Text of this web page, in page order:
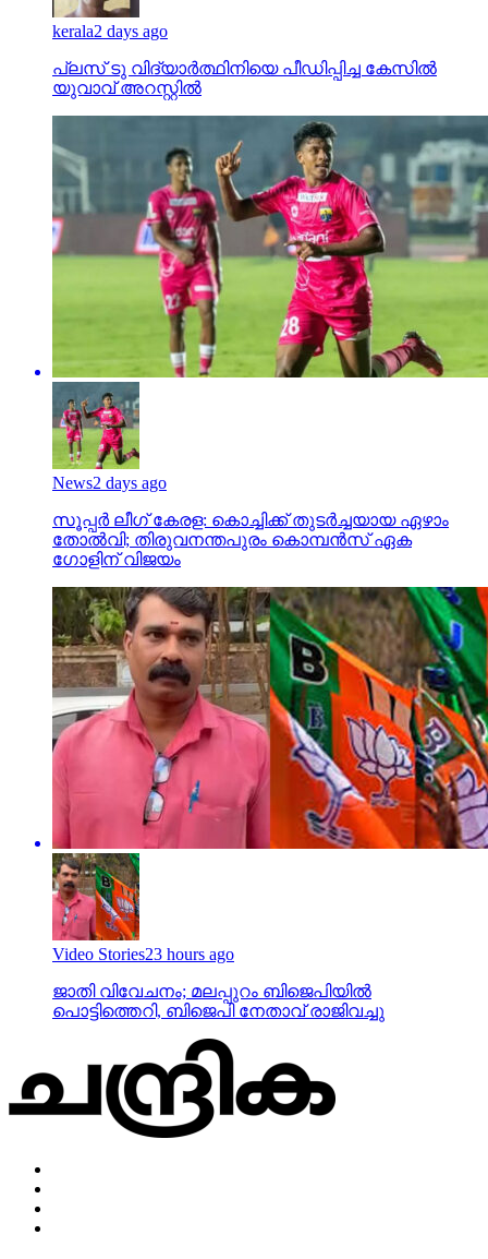
kerala2 days ago
പ്ലസ് ടു വിദ്യാര്‍ത്ഥിനിയെ പീഡിപ്പിച്ച കേസില്‍
യുവാവ് അറസ്റ്റില്‍
News2 days ago
സൂപ്പര്‍ ലീഗ് കേരള: കൊച്ചിക്ക് തുടര്‍ച്ചയായ ഏഴാം
തോല്‍വി; തിരുവനന്തപുരം കൊമ്പന്‍സ് ഏക
ഗോളിന് വിജയം
Video Stories23 hours ago
ജാതി വിവേചനം; മലപ്പുറം ബിജെപിയില്‍
പൊട്ടിത്തെറി, ബിജെപി നേതാവ് രാജിവച്ചു